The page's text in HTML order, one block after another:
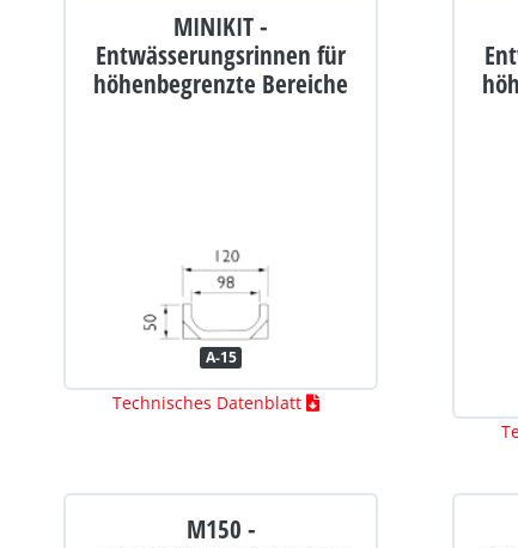
MINIKIT -
Entwässerungsrinnen für
höhenbegrenzte Bereiche
A-15
Technisches Datenblatt
M150 -